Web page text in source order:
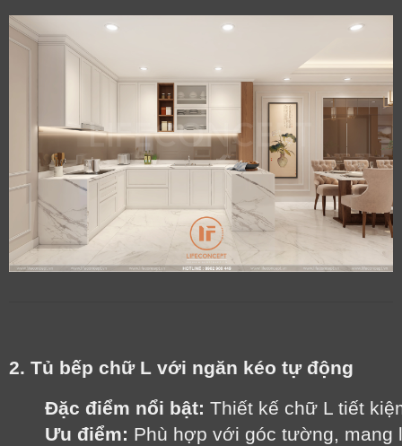
2. Tủ bếp chữ L với ngăn kéo tự động
Đặc điểm nổi bật: Thiết kế chữ L tiết
Ưu điểm: Phù hợp với góc tường, mang